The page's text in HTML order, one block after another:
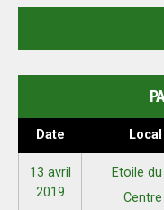
Date Local
13 avril
2019
Etoile du
Centre